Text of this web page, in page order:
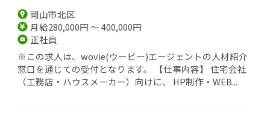
岡山市北区
月給280,000円 ～ 400,000円
正社員
※この求人は、wovie(ウービー)エージェントの人材紹介
窓口を通じての受付となります。 【仕事内容】 住宅会社
（工務店・ハウスメーカー）向けに、 HP制作・WEB...